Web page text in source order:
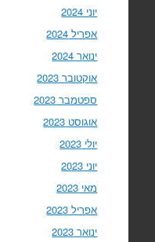
יוני 2024
אפריל 2024
ינואר 2024
אוקטובר 2023
ספטמבר 2023
אוגוסט 2023
יולי 2023
יוני 2023
מאי 2023
אפריל 2023
ינואר 2023